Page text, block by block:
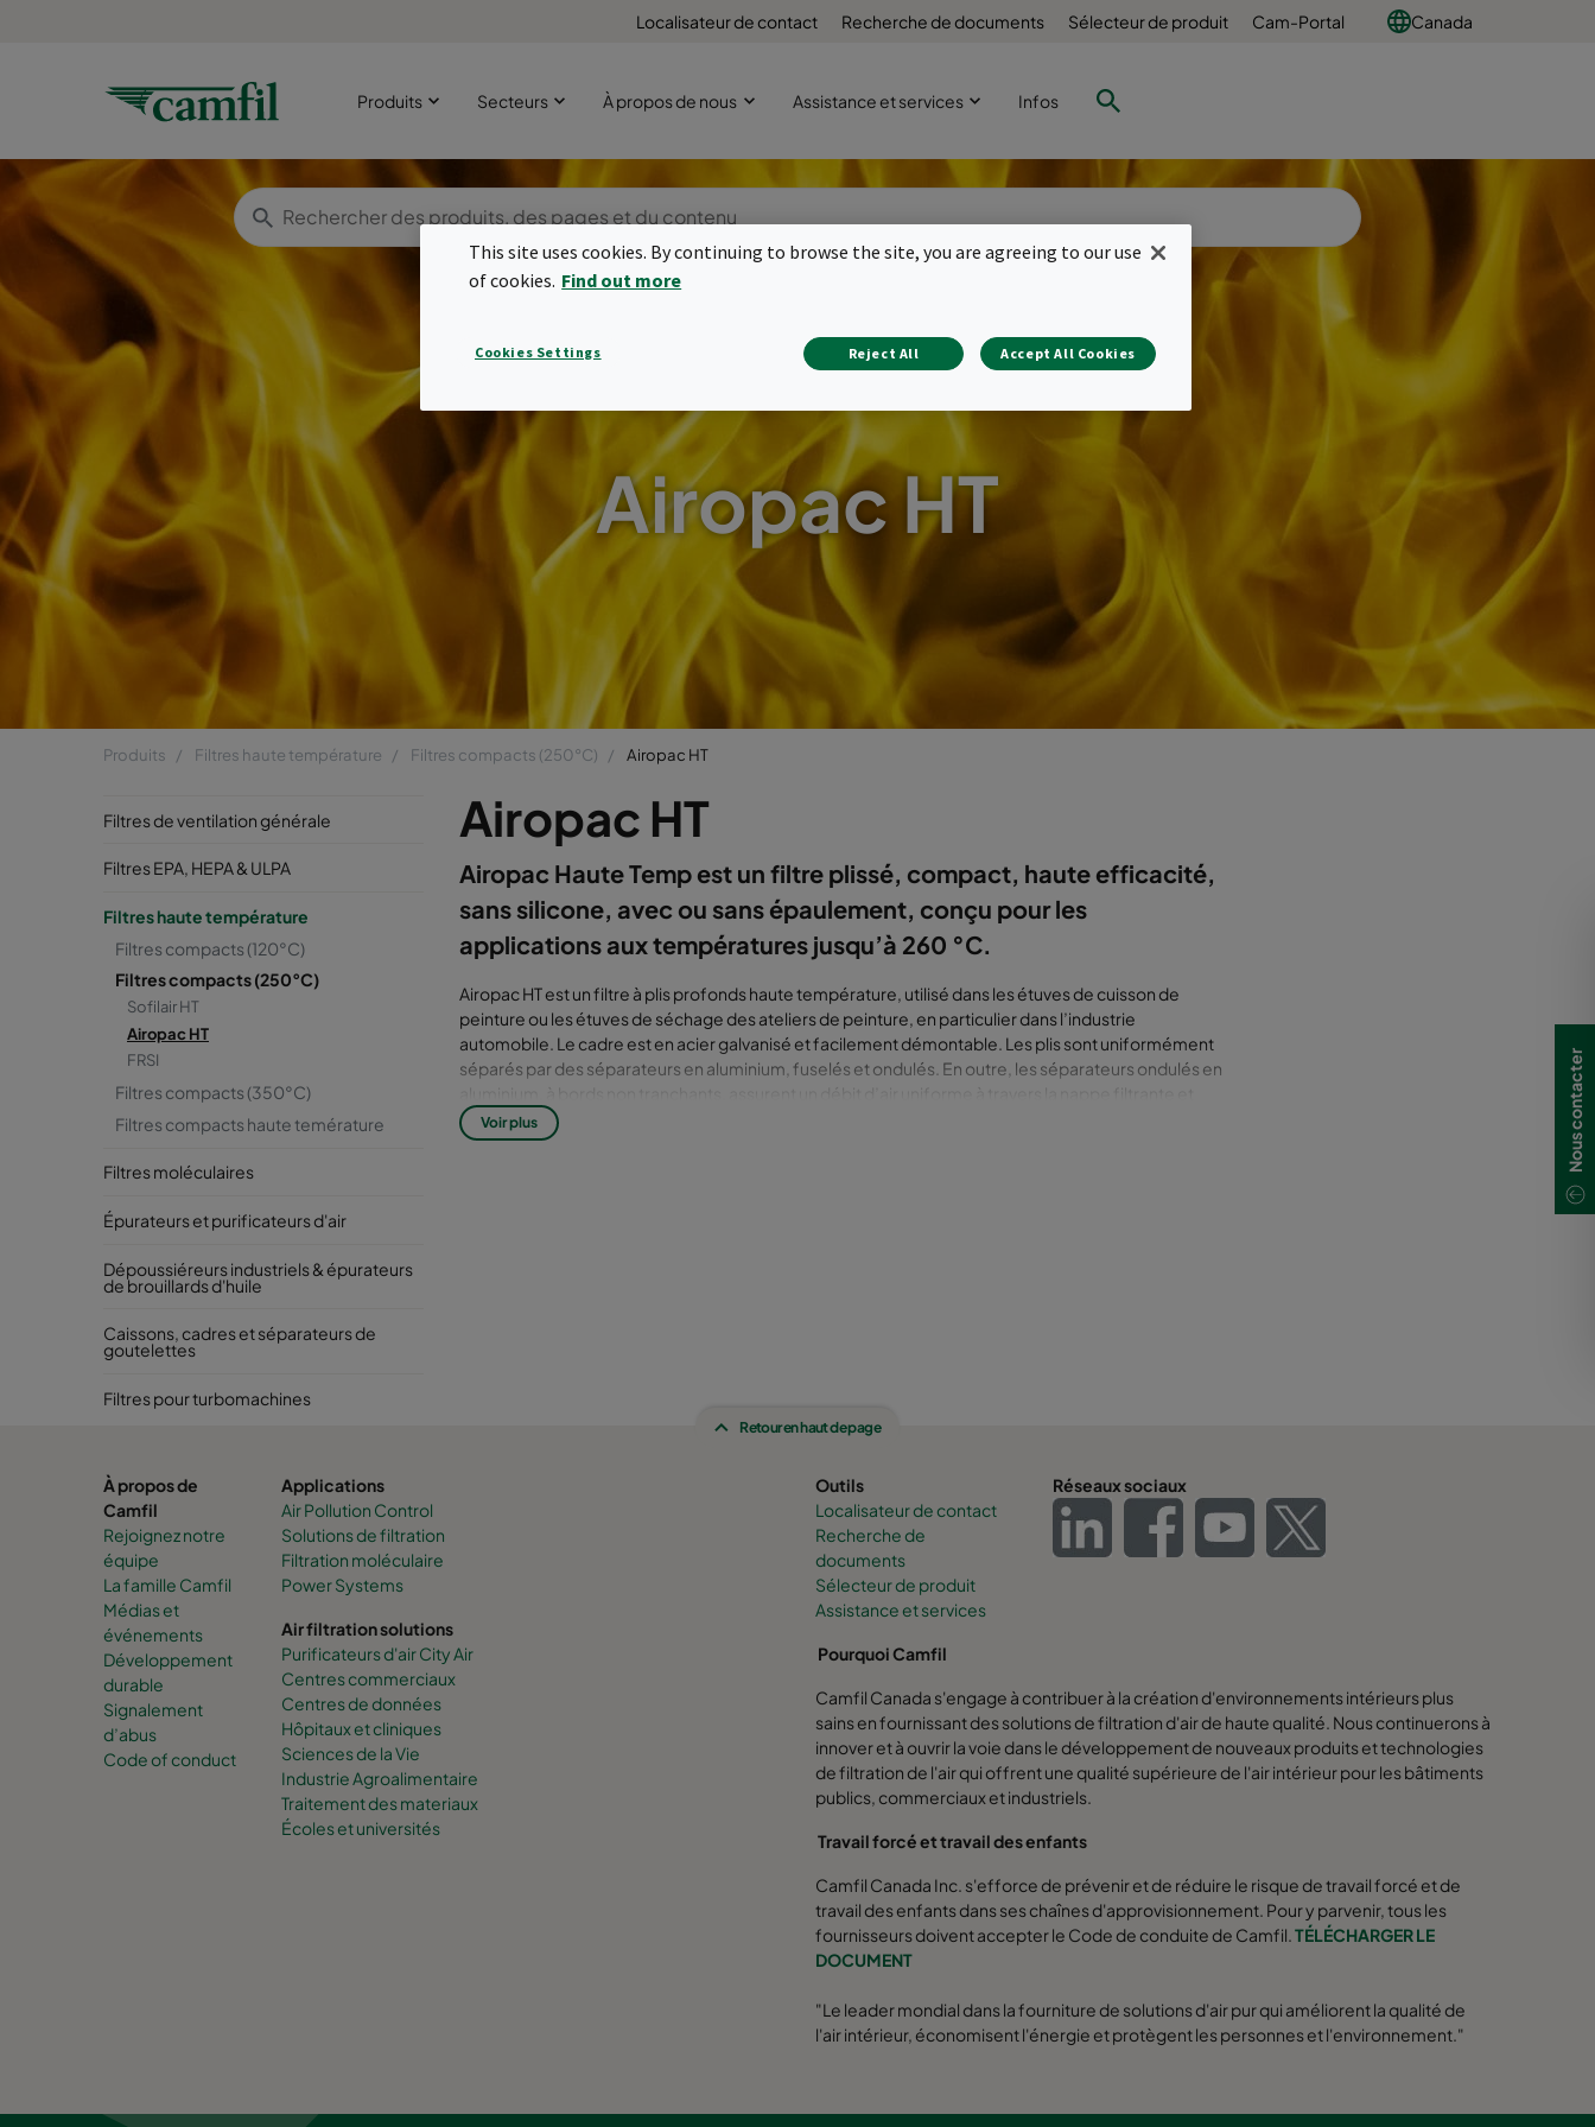
Localisateur de contact Recherche de documents Sélecteur de produit Cam-Portal Canada
Produits Secteurs À propos de nous Assistance et services Infos
Airopac HT
Produits Filtres haute température Filtres compacts (250°C) Airopac HT
Filtres de ventilation générale
Filtres EPA, HEPA & ULPA
Filtres haute température
Filtres compacts (120°C)
Filtres compacts (250°C)
Sofilair HT
Airopac HT
FRSI
Filtres compacts (350°C)
Filtres compacts haute temérature
Filtres moléculaires
Épurateurs et purificateurs d'air
Dépoussiéreurs industriels & épurateurs
de brouillards d'huile
Caissons, cadres et séparateurs de
goutelettes
Filtres pour turbomachines
Airopac HT
Airopac Haute Temp est un filtre plissé, compact, haute efficacité,
sans silicone, avec ou sans épaulement, conçu pour les
applications aux températures jusqu’à 260 °C.
Airopac HT est un filtre à plis profonds haute température, utilisé dans les étuves de cuisson de
peinture ou les étuves de séchage des ateliers de peinture, en particulier dans l’industrie
automobile. Le cadre est en acier galvanisé et facilement démontable. Les plis sont uniformément
séparés par des séparateurs en aluminium, fuselés et ondulés. En outre, les séparateurs ondulés en
aluminium, à bords non tranchants, assurent un débit d’air uniforme à travers la nappe filtrante et
maintiennent sa stabilité. Le filtre est certifié selon les normes ISO 16890 (EN779:2012) et ASHRAE
52.2:2007 de la classe du filtre.
Voir plus
Retour en haut de page
À propos de
Camfil
Rejoignez notre
équipe
La famille Camfil
Médias et
événements
Développement
durable
Signalement
d’abus
Code of conduct
Applications
Air Pollution Control
Solutions de filtration
Filtration moléculaire
Power Systems
Air filtration solutions
Purificateurs d'air City Air
Centres commerciaux
Centres de données
Hôpitaux et cliniques
Sciences de la Vie
Industrie Agroalimentaire
Traitement des materiaux
Écoles et universités
Outils
Localisateur de contact
Recherche de
documents
Sélecteur de produit
Assistance et services
Réseaux sociaux
Pourquoi Camfil
Camfil Canada s'engage à contribuer à la création d'environnements intérieurs plus
sains en fournissant des solutions de filtration d'air de haute qualité. Nous continuerons à
innover et à ouvrir la voie dans le développement de nouveaux produits et technologies
de filtration de l'air qui offrent une qualité supérieure de l'air intérieur pour les bâtiments
publics, commerciaux et industriels.
Travail forcé et travail des enfants
Camfil Canada Inc. s'efforce de prévenir et de réduire le risque de travail forcé et de
travail des enfants dans ses chaînes d'approvisionnement. Pour y parvenir, tous les
fournisseurs doivent accepter le Code de conduite de Camfil.TÉLÉCHARGER LE
DOCUMENT
"Le leader mondial dans la fourniture de solutions d'air pur qui améliorent la qualité de
l'air intérieur, économisent l'énergie et protègent les personnes et l'environnement."
Nous contacter
This site uses cookies. By continuing to browse the site, you are agreeing to our use
of cookies. Find out more
Cookies Settings Reject All Accept All Cookies